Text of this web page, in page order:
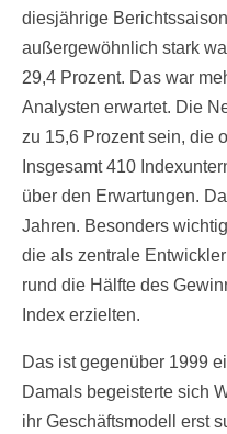
diesjährige
außergewöhnlich stark
29,4 Prozent. Das war
Analysten erwartet. Die
zu 15,6 Prozent sein, die
Insgesamt 410
über den Erwartungen.
Jahren. Besonders
die als zentrale
rund die Hälfte des
Index erzielten.
Das ist gegenüber 1999
Damals begeisterte sich
ihr Geschäftsmodell erst